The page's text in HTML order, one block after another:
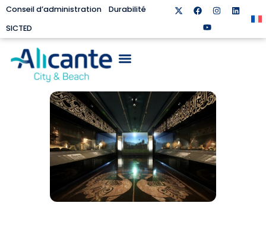
Conseil d’administration
Durabilité
SICTED